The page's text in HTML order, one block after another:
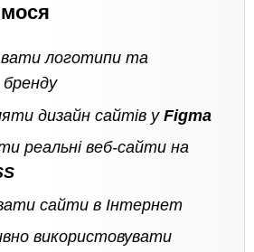
логотипи та
дизайн сайтів уFigma
реальні веб-сайти на
сайти в Інтернет
використовувати